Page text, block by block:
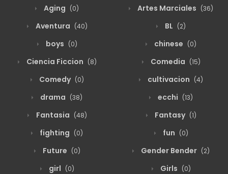
Aging (0) Artes Marciales (36)
Aventura (40) BL (2)
boys (0) chinese (0)
Ciencia Ficcion (8) Comedia (15)
Comedy (0) cultivacion (4)
drama (38) ecchi (13)
Fantasia (48) Fantasy (1)
fighting (0) fun (0)
Future (0) Gender Bender (2)
girl (0) Girls (0)